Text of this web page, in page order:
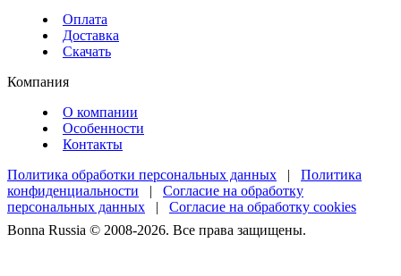
Оплата
Доставка
Скачать
Компания
О компании
Особенности
Контакты
Политика обработки персональных данных | Политика
конфиденциальности | Согласие на обработку
персональных данных | Согласие на обработку cookies
Bonna Russia © 2008-2026. Все права защищены.